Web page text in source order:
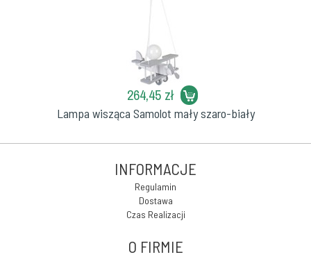
264,45 zł
Lampa wisząca Samolot mały szaro-biały
INFORMACJE
Regulamin
Dostawa
Czas Realizacji
O FIRMIE